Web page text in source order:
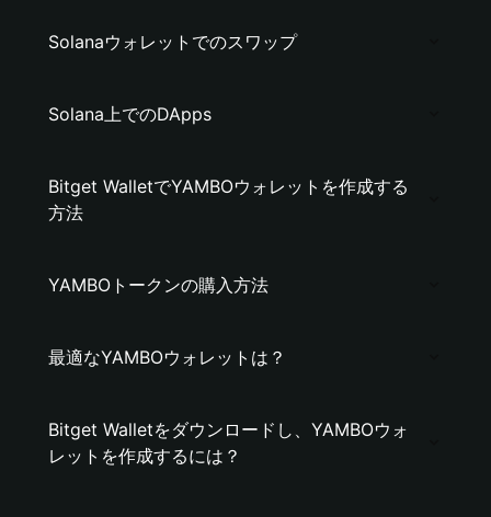
Solanaウォレットでのスワップ
Solana上でのDApps
Bitget WalletでYAMBOウォレットを作成する
方法
YAMBOトークンの購入方法
最適なYAMBOウォレットは？
Bitget Walletをダウンロードし、YAMBOウォ
レットを作成するには？